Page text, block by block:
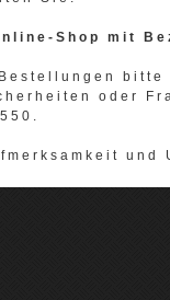
Shop mit
oder
und